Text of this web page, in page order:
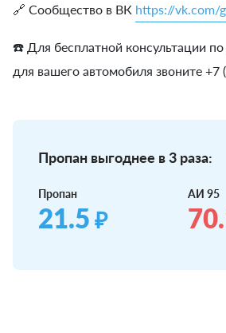
🔗 Сообщество в ВК https://vk.com/
☎️ Для бесплатной консультации по
для вашего автомобиля звоните +7
Пропан выгоднее в 3 раза:
Пропан
21.5 ₽
АИ 95